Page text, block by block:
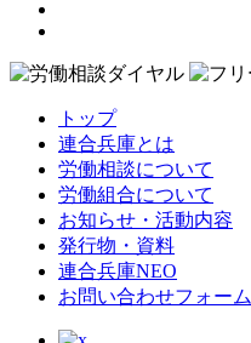
トップ
連合兵庫とは
労働相談について
労働組合について
お知らせ・活動内容
発行物・資料
連合兵庫NEO
お問い合わせフォーム